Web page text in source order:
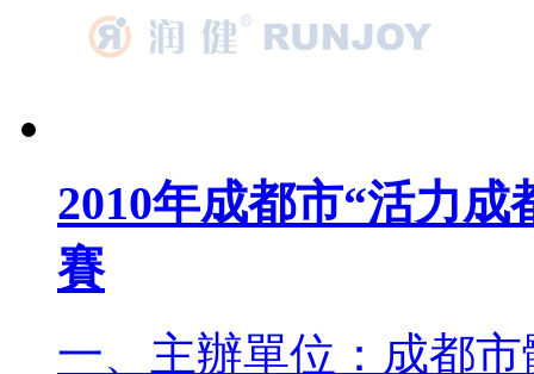
2010年成都市“活力
賽
一、主辦單位：成都